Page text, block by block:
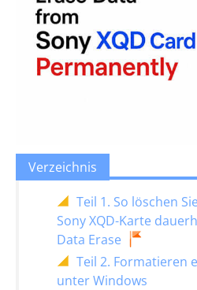
Verzeichnis
Teil 1. So löschen
Sony XQD-Karte
Data Erase
Teil 2. Formatieren
unter Windows